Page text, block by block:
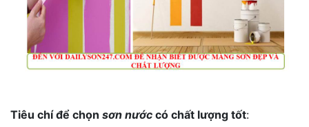
Tiêu chí để chọn sơn nước có chất lượng tốt: